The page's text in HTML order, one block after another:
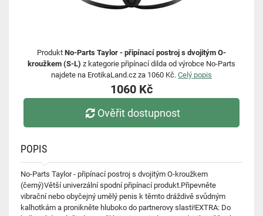
Produkt No-Parts Taylor - připínací postroj s dvojitým O-
kroužkem (S-L) z kategorie připínací dilda od výrobce No-Parts
najdete na ErotikaLand.cz za 1060 Kč. Celý popis
1060 Kč
Ověřit dostupnost
POPIS
No-Parts Taylor - připínací postroj s dvojitým O-kroužkem
(černý)Větší univerzální spodní připínací produkt.Připevněte
vibrační nebo obyčejný umělý penis k těmto dráždivě svůdným
kalhotkám a pronikněte hluboko do partnerovy slasti!EXTRA: Do